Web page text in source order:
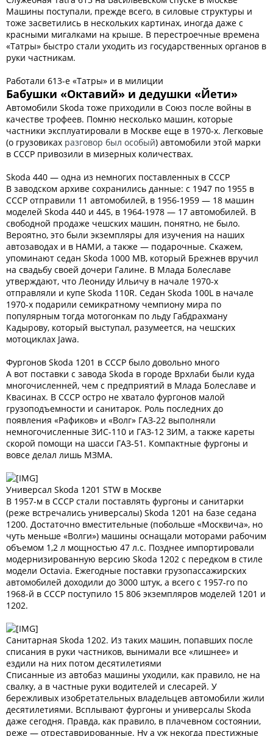
Машины поступали, прежде всего, в силовые структуры и
тоже засветились в нескольких картинах, иногда даже с
красными мигалками на крыше. В перестроечные времена
«Татры» быстро стали уходить из государственных органов в
руки частникам.
Работали 613-е «Татры» и в милиции
Бабушки «Октавий» и дедушки «Йети»
Автомобили Skoda тоже приходили в Союз после войны в
качестве трофеев. Помню несколько машин, которые
частники эксплуатировали в Москве еще в 1970-х. Легковые
(о грузовиках разговор был особый) автомобили этой марки
в СССР привозили в мизерных количествах.
Skoda 440 — одна из немногих поставленных в CССР
В заводском архиве сохранились данные: с 1947 по 1955 в
СССР отправили 11 автомобилей, в 1956-1959 — 18 машин
моделей Skoda 440 и 445, в 1964-1978 — 17 автомобилей. В
свободной продаже чешских машин, понятно, не было.
Вероятно, это были экземпляры для изучения на наших
автозаводах и в НАМИ, а также — подарочные. Скажем,
упоминают седан Skoda 1000 MB, который Брежнев вручил
на свадьбу своей дочери Галине. В Млада Болеславе
утверждают, что Леониду Ильичу в начале 1970-х
отправляли и купе Skoda 110R. Седан Skoda 100L в начале
1970-х подарили семикратному чемпиону мира по
популярным тогда мотогонкам по льду Габдрахману
Кадырову, который выступал, разумеется, на чешских
мотоциклах Jawa.
Фургонов Skoda 1201 в СССР было довольно много
А вот поставки с завода Skoda в городе Врхлаби были куда
многочисленней, чем с предприятий в Млада Болеславе и
Квасинах. В СССР остро не хватало фургонов малой
грузоподъемности и санитарок. Роль последних до
появления «Рафиков» и «Волг» ГАЗ-22 выполняли
немногочисленные ЗИС-110 и ГАЗ-12 ЗИМ, а также кареты
скорой помощи на шасси ГАЗ-51. Компактные фургоны и
вовсе делал лишь МЗМА.
Универсал Skoda 1201 STW в Москве
В 1957-м в СССР стали поставлять фургоны и санитарки
(реже встречались универсалы) Skoda 1201 на базе седана
1200. Достаточно вместительные (побольше «Москвича», но
чуть меньше «Волги») машины оснащали моторами рабочим
объемом 1,2 л мощностью 47 л.с. Позднее импортировали
модернизированную версию Skoda 1202 с передком в стиле
модели Octavia. Ежегодные поставки грузопассажирских
автомобилей доходили до 3000 штук, а всего с 1957-го по
1968-й в СССР поступило 15 806 экземпляров моделей 1201 и
1202.
Санитарная Skoda 1202. Из таких машин, попавших после
списания в руки частников, вынимали все «лишнее» и
ездили на них потом десятилетиями
Списанные из автобаз машины уходили, как правило, не на
свалку, а в частные руки водителей и слесарей. У
бережливых изобретательных владельцев автомобили жили
десятилетиями. Всплывают фургоны и универсалы Skoda
даже сегодня. Правда, как правило, в плачевном состоянии,
реже — отреставрированные. Ну а уж некогда престижные